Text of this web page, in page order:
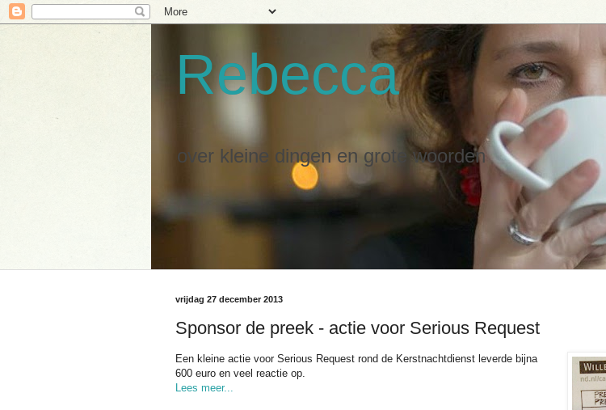
Rebecca
over kleine dingen en grote woorden
vrijdag 27 december 2013
Sponsor de preek - actie voor Serious Request
Een kleine actie voor Serious Request rond de Kerstnachtdienst leverde bijna
600 euro en veel reactie op.
Lees meer...